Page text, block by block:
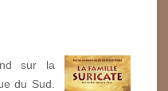
sur la
du Sud.